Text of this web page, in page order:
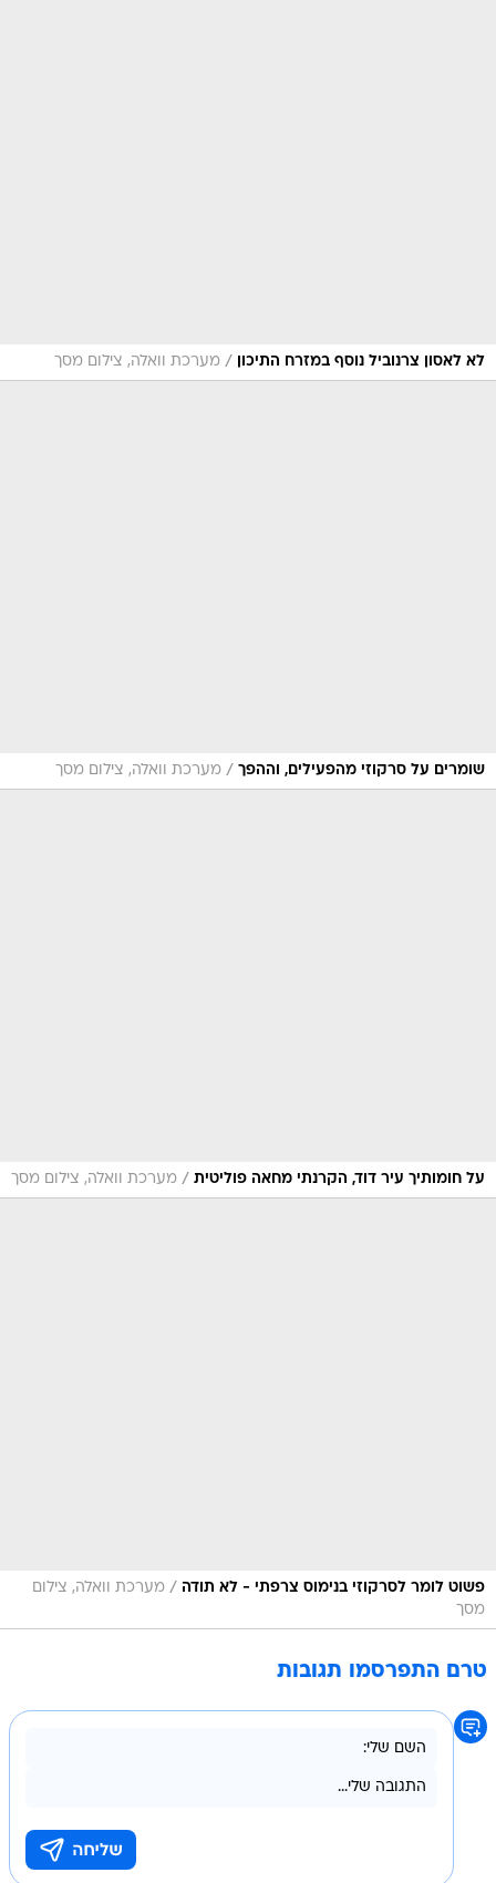
לא לאסון צרנוביל נוסף במזרח התיכון / מערכת וואלה, צילום מסך
שומרים על סרקוזי מהפעילים, וההפך / מערכת וואלה, צילום מסך
על חומותיך עיר דוד, הקרנתי מחאה פוליטית / מערכת וואלה, צילום מסך
פשוט לומר לסרקוזי בנימוס צרפתי - לא תודה / מערכת וואלה, צילום
מסך
טרם התפרסמו תגובות